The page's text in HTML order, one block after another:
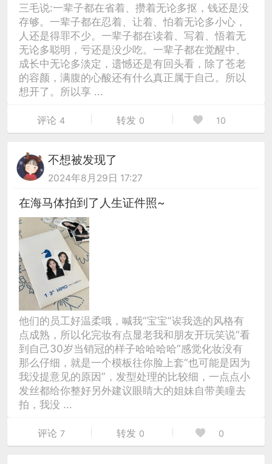
三毛说:一辈子都在省着、攒着无论多抠，钱还是没
存够。一辈子都在忍着、让着、怕着无论多小心，
人还是得罪不少。一辈子都在读着、写着、悟着无
无论多聪明，亏还是没少吃。一辈子都在觉醒中、
成长中无论多淡定，遗憾还是有回头看，除了苍老
的容颜，满腹的心酸还有什么真正属于自己。所以
想开了。所以享 ...
评论 4 转发 0 10
不想被发现了
2024年8月29日 17:27
在海马体拍到了人生证件照~
他们的员工好温柔哦，喊我“宝宝”诶我选的风格有
点成熟，所以化完妆有点显老我和朋友开玩笑说“看
到自己30岁当销冠的样子哈哈哈哈”感觉化妆没有
那么仔细，就是一个模板往你脸上套“也可能是因为
我没提意见的原因”，发型处理的比较细，一点点小
发丝都给你整好另外建议眼睛大的姐妹自带美瞳去
拍，我没 ...
评论 7 转发 0 0